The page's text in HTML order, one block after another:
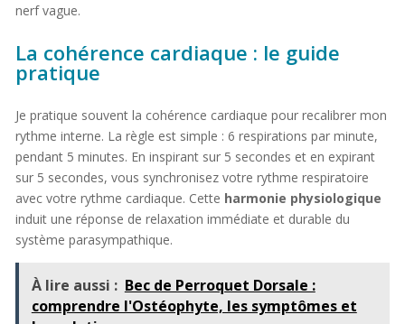
nerf vague.
La cohérence cardiaque : le guide
pratique
Je pratique souvent la cohérence cardiaque pour recalibrer mon
rythme interne. La règle est simple : 6 respirations par minute,
pendant 5 minutes. En inspirant sur 5 secondes et en expirant
sur 5 secondes, vous synchronisez votre rythme respiratoire
avec votre rythme cardiaque. Cette harmonie physiologique
induit une réponse de relaxation immédiate et durable du
système parasympathique.
À lire aussi : Bec de Perroquet Dorsale :
comprendre l'Ostéophyte, les symptômes et